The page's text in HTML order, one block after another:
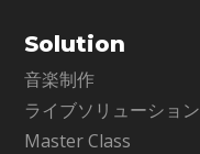
Solution
音楽制作
ライブソリューション
Master Class